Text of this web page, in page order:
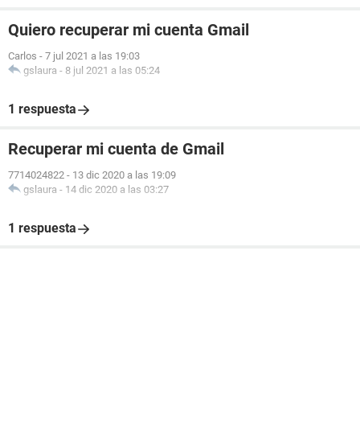
Quiero recuperar mi cuenta Gmail
Carlos - 7 jul 2021 a las 19:03
gslaura - 8 jul 2021 a las 05:24
1 respuesta
Recuperar mi cuenta de Gmail
7714024822 - 13 dic 2020 a las 19:09
gslaura - 14 dic 2020 a las 03:27
1 respuesta